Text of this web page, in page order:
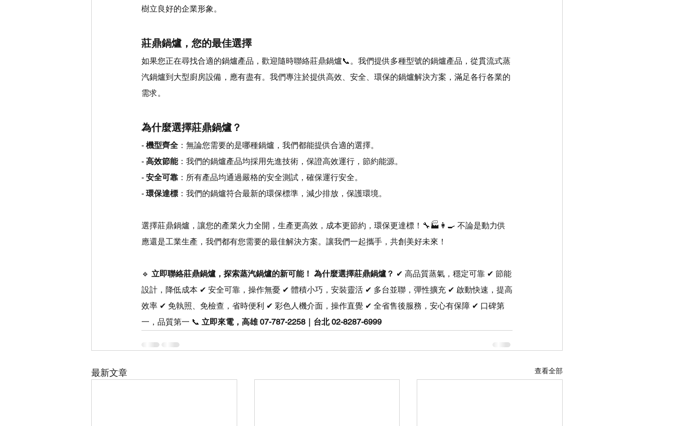
樹立良好的企業形象。
莊鼎鍋爐，您的最佳選擇
如果您正在尋找合適的鍋爐產品，歡迎隨時聯絡莊鼎鍋爐📞。我們提供多種型號的鍋爐產品，從貫流式蒸
汽鍋爐到大型廚房設備，應有盡有。我們專注於提供高效、安全、環保的鍋爐解決方案，滿足各行各業的
需求。
為什麼選擇莊鼎鍋爐？
- 機型齊全 ：無論您需要的是哪種鍋爐，我們都能提供合適的選擇。
- 高效節能：我們的鍋爐產品均採用先進技術，保證高效運行，節約能源。
- 安全可靠 ：所有產品均通過嚴格的安全測試，確保運行安全。
- 環保達標 ：我們的鍋爐符合最新的環保標準，減少排放，保護環境。
選擇莊鼎鍋爐，讓您的產業火力全開，生產更高效，成本更節約，環保更達標！🔧🏭👩‍🍳 不論是動力供
應還是工業生產，我們都有您需要的最佳解決方案。讓我們一起攜手，共創美好未來！
🔹 立即聯絡莊鼎鍋爐，探索蒸汽鍋爐的新可能！ 為什麼選擇莊鼎鍋爐？ ✔ 高品質蒸氣，穩定可靠 ✔ 節能
設計，降低成本 ✔ 安全可靠，操作無憂 ✔ 體積小巧，安裝靈活 ✔ 多台並聯，彈性擴充 ✔ 啟動快速，提高
效率 ✔ 免執照、免檢查，省時便利 ✔ 彩色人機介面，操作直覺 ✔ 全省售後服務，安心有保障 ✔ 口碑第
一，品質第一 📞 立即來電，高雄 07-787-2258｜台北 02-8287-6999
最新文章 查看全部